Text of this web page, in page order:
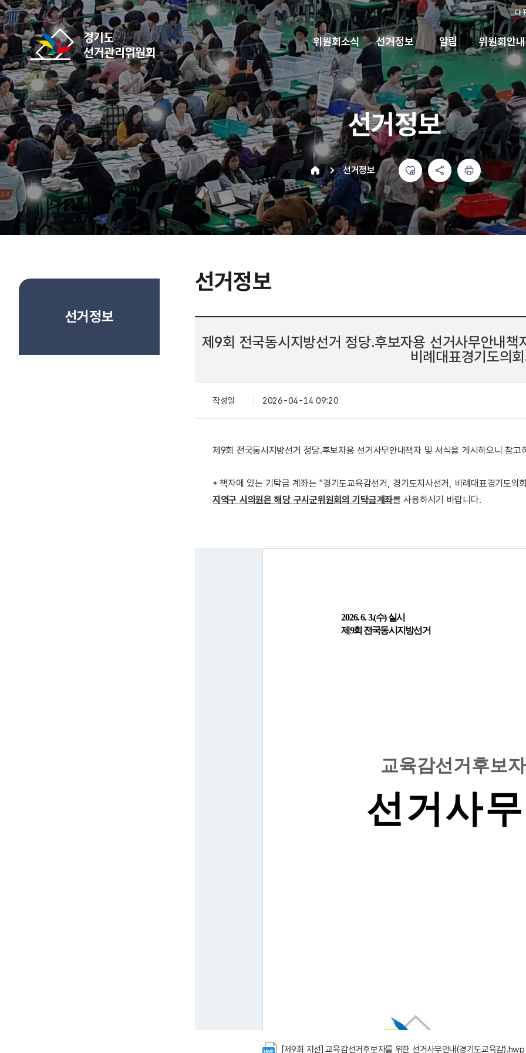
바로가기 메뉴
대
위원회소식 선거정보 알림 위원회안내
선거정보
선거정보
선거정보
선거정보
제9회 전국동시지방선거 정당.후보자용 선거사무안내
비례대표경기도의
작성일 2026-04-14 09:20
제9회 전국동시지방선거 정당.후보자용 선거사무안내책자 및 서식을 게시하오니 참고
* 책자에 있는 기탁금 계좌는 "경기도교육감선거, 경기도지사선거, 비례대표경기도의
지역구 시의원은 해당 구시군위원회의 기탁금계좌를 사용하시기 바랍니다.
[제9회 지선] 교육감선거후보자를 위한 선거사무안내(경기도교육감).hwp